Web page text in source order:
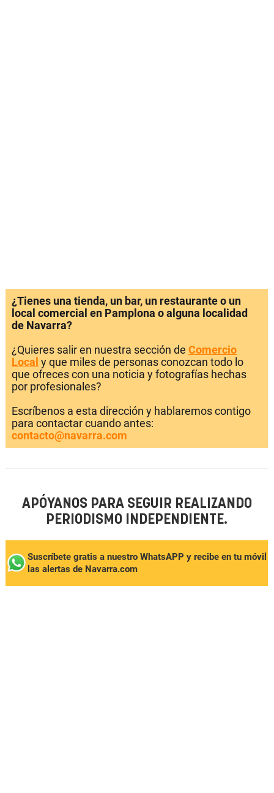
¿Tienes una tienda, un bar, un restaurante o un
local comercial en Pamplona o alguna localidad
de Navarra?
¿Quieres salir en nuestra sección de Comercio
Local y que miles de personas conozcan todo lo
que ofreces con una noticia y fotografías hechas
por profesionales?
Escríbenos a esta dirección y hablaremos contigo
para contactar cuando antes:
contacto@navarra.com
APÓYANOS PARA SEGUIR REALIZANDO
PERIODISMO INDEPENDIENTE.
Suscríbete gratis a nuestro WhatsAPP y recibe en tu móvil
las alertas de Navarra.com